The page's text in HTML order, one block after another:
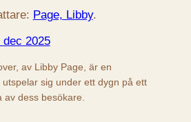
Page, Libby.
dec 2025
av Libby Page, är en
sig under ett dygn på ett
dess besökare.